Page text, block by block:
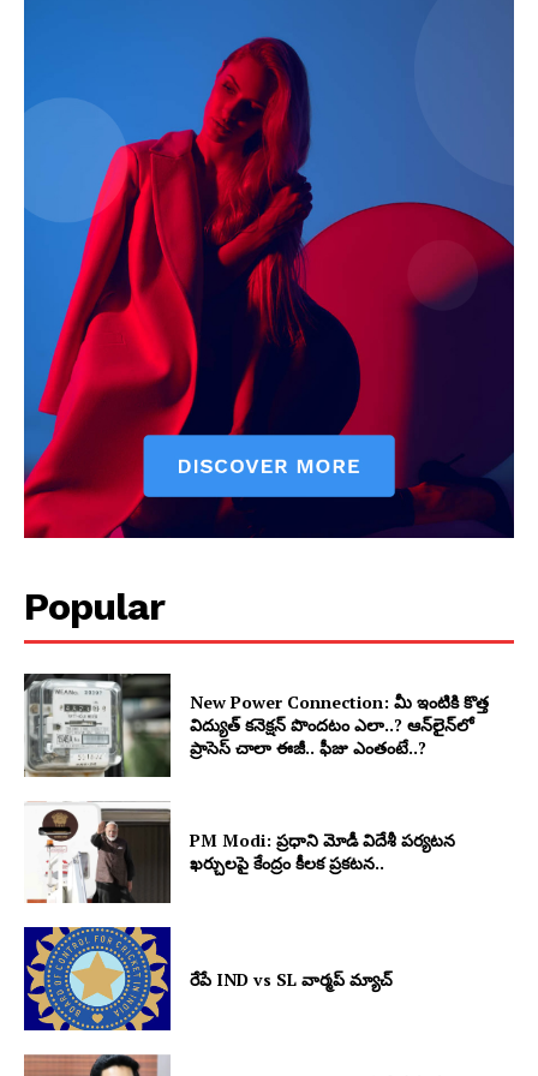
Popular
New Power Connection: మీ ఇంటికి కొత్త
విద్యుత్ కనెక్షన్ పొందటం ఎలా..? ఆన్‌లైన్‌లో
ప్రాసెస్ చాలా ఈజీ.. ఫీజు ఎంతంటే..?
PM Modi: ప్రధాని మోడీ విదేశీ పర్యటన
ఖర్చులపై కేంద్రం కీలక ప్రకటన..
రేపే IND vs SL వార్మప్ మ్యాచ్